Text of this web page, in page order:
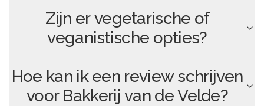
Zijn er vegetarische of
veganistische opties?
Hoe kan ik een review schrijven
voor Bakkerij van de Velde?